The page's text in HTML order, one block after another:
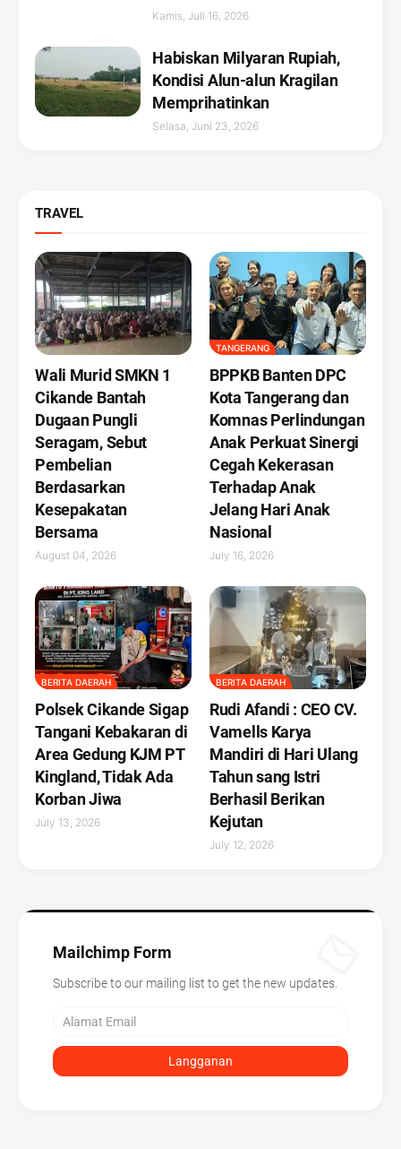
Kamis, Juli 16, 2026
Habiskan Milyaran Rupiah,
Kondisi Alun-alun Kragilan
Memprihatinkan
Selasa, Juni 23, 2026
TRAVEL
Wali Murid SMKN 1
Cikande Bantah
Dugaan Pungli
Seragam, Sebut
Pembelian
Berdasarkan
Kesepakatan
Bersama
August 04, 2026
TANGERANG
BPPKB Banten DPC
Kota Tangerang dan
Komnas Perlindungan
Anak Perkuat Sinergi
Cegah Kekerasan
Terhadap Anak
Jelang Hari Anak
Nasional
July 16, 2026
BERITA DAERAH
Polsek Cikande Sigap
Tangani Kebakaran di
Area Gedung KJM PT
Kingland, Tidak Ada
Korban Jiwa
July 13, 2026
BERITA DAERAH
Rudi Afandi : CEO CV.
Vamells Karya
Mandiri di Hari Ulang
Tahun sang Istri
Berhasil Berikan
Kejutan ‎
July 12, 2026
Mailchimp Form
Subscribe to our mailing list to get the new updates.